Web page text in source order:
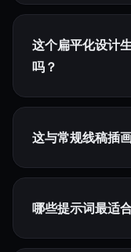
这个扁平化设计
吗？
这与常规线稿插
哪些提示词最适